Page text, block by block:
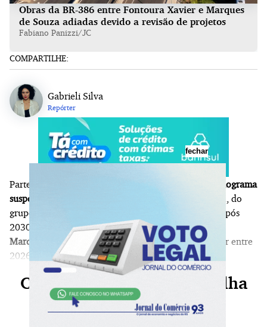
Obras da BR-386 entre Fontoura Xavier e Marques
de Souza adiadas devido a revisão de projetos
Fabiano Panizzi/JC
COMPARTILHE:
Gabrieli Silva
Repórter
Parte das obras d
e duplicação da BR-386 teve o cronograma
suspenso
e reprogramado pela concessionária ViaSul, do
grupo CCR Motiva, com previsão de execução para após
2030.
O trecho afetado fica entre Fontoura Xavier e
Marques de Souza,
inicialmente previsto para ocorrer entre
2026 e 2028.
Continue sua leitura, escolha
seu plano agora!
fechar